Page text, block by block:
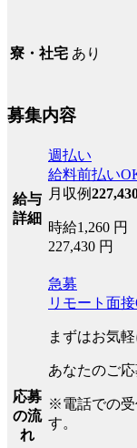
寮・社宅 あり
募集内容
給与
詳細
週払い
給料前払い
月収例
時給1,260 円
227,430 円
応募
の流
れ
急募
リモート面
まずはお気
あなたのご
※電話での受
す。